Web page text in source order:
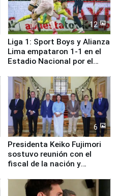
12
Liga 1: Sport Boys y Alianza
Lima empataron 1-1 en el
Estadio Nacional por el
6
Presidenta Keiko Fujimori
sostuvo reunión con el
fiscal de la nación y